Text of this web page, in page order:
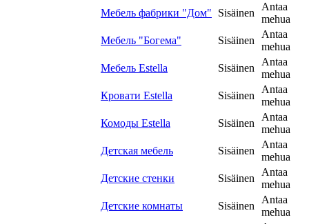
Мебель фабрики "Дом"
Sisäinen
Antaa
mehua
Мебель "Богема"
Sisäinen
Antaa
mehua
Мебель Estella
Sisäinen
Antaa
mehua
Кровати Estella
Sisäinen
Antaa
mehua
Комоды Estella
Sisäinen
Antaa
mehua
Детская мебель
Sisäinen
Antaa
mehua
Детские стенки
Sisäinen
Antaa
mehua
Детские комнаты
Sisäinen
Antaa
mehua